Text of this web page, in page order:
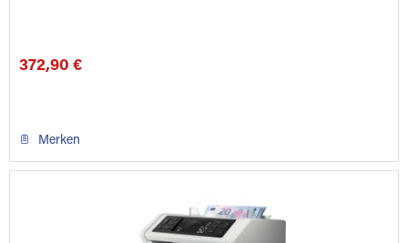
372,90 €
Merken